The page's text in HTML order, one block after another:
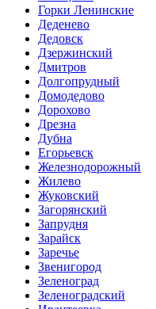
Горки Ленинские
Деденево
Дедовск
Дзержинский
Дмитров
Долгопрудный
Домодедово
Дорохово
Дрезна
Дубна
Егорьевск
Железнодорожный
Жилево
Жуковский
Загорянский
Запрудня
Зарайск
Заречье
Звенигород
Зеленоград
Зеленоградский